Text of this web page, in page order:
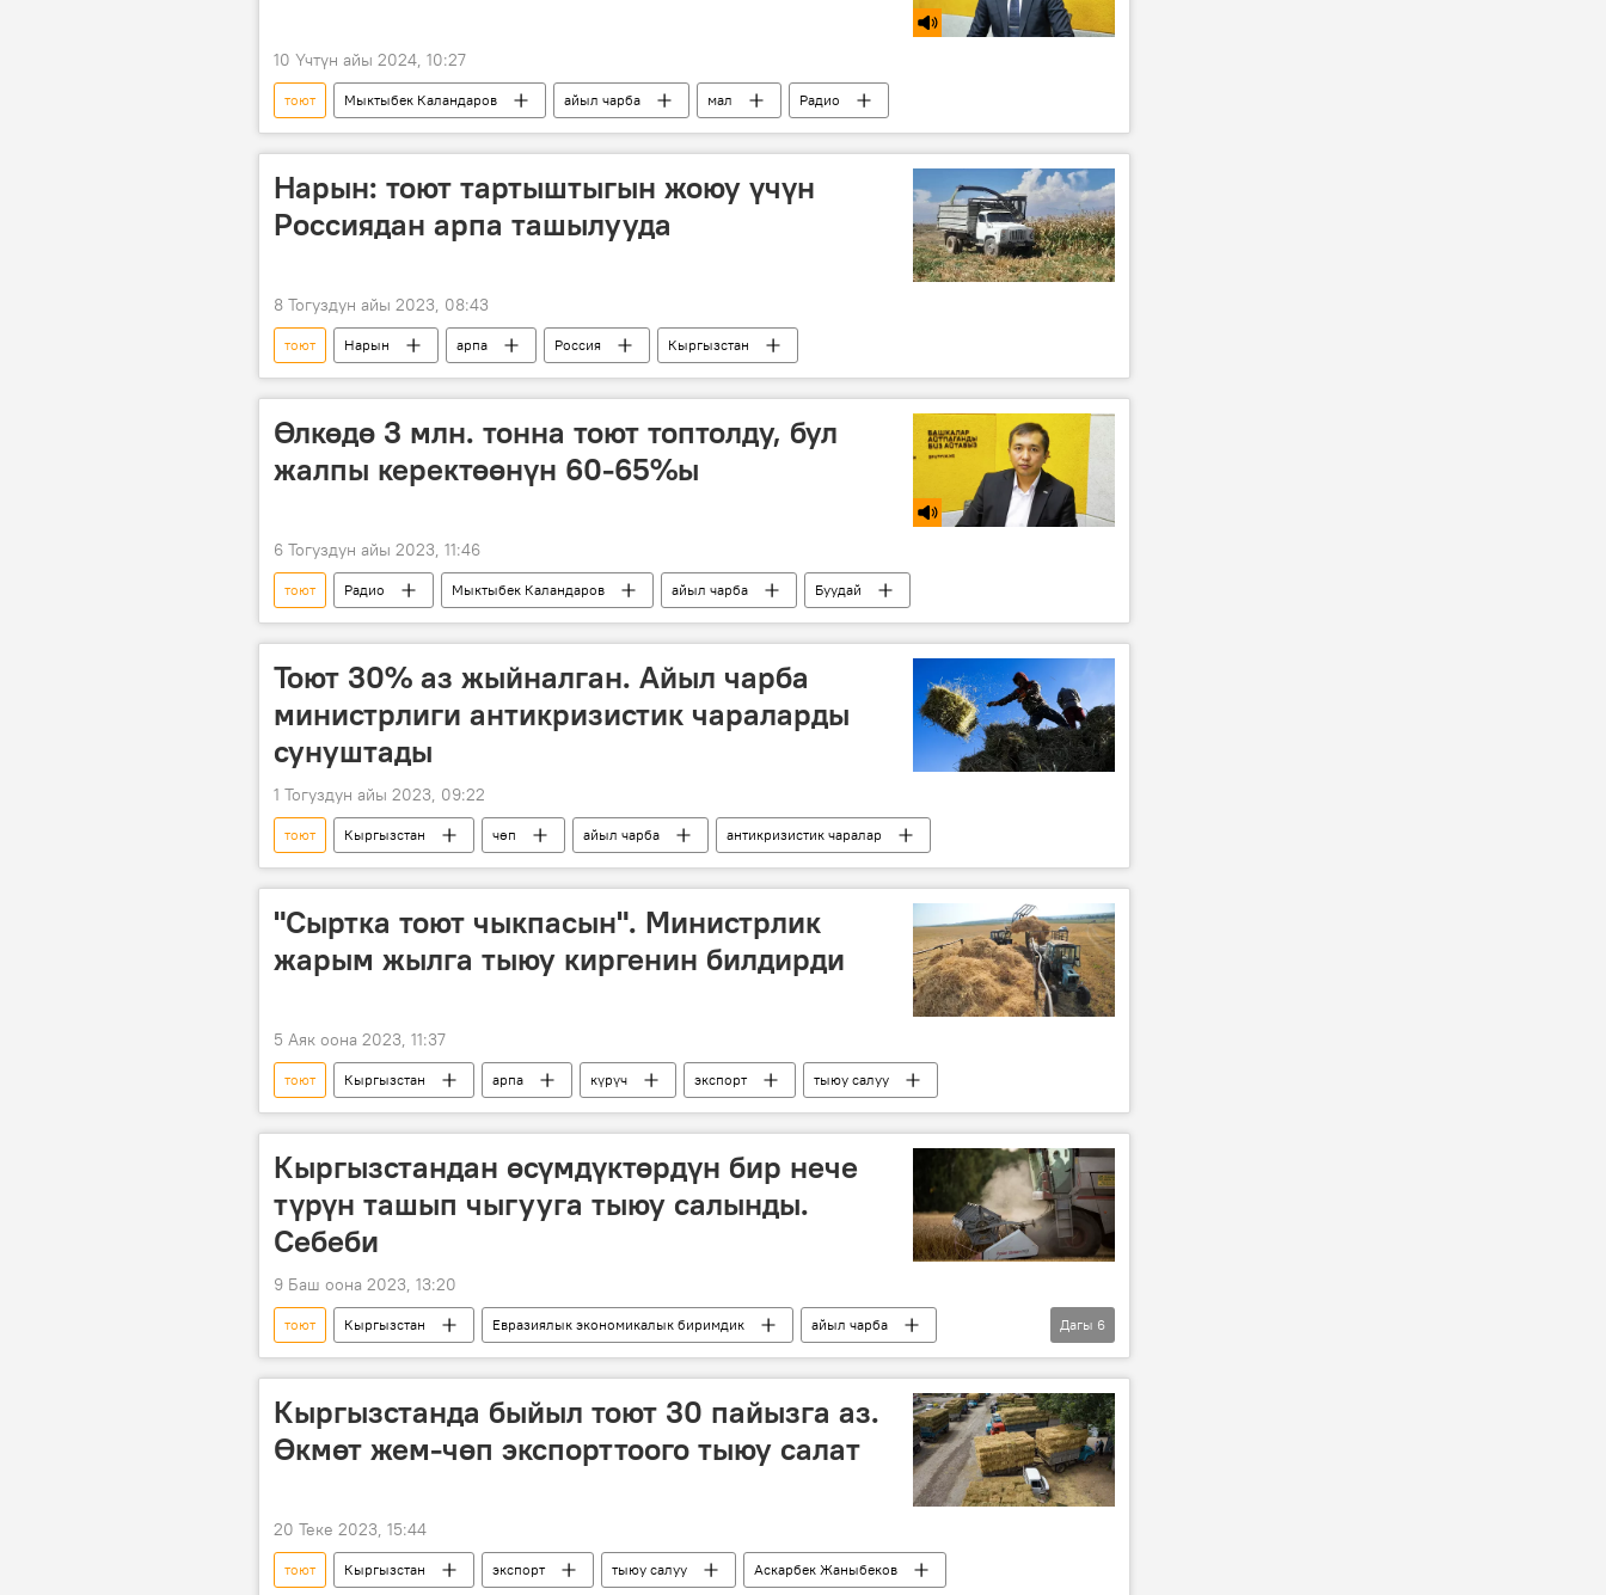
10 Үчтүн айы 2024, 10:27
тоют Мыктыбек Каландаров айыл чарба мал Радио
Нарын: тоют тартыштыгын жоюу үчүн
Россиядан арпа ташылууда
8 Тогуздун айы 2023, 08:43
тоют Нарын арпа Россия Кыргызстан
Өлкөдө 3 млн. тонна тоют топтолду, бул
жалпы керектөөнүн 60-65%ы
6 Тогуздун айы 2023, 11:46
тоют Радио Мыктыбек Каландаров айыл чарба Буудай
Тоют 30% аз жыйналган. Айыл чарба
министрлиги антикризистик чараларды
сунуштады
1 Тогуздун айы 2023, 09:22
тоют Кыргызстан чөп айыл чарба антикризистик чаралар
"Сыртка тоют чыкпасын". Министрлик
жарым жылга тыюу киргенин билдирди
5 Аяк оона 2023, 11:37
тоют Кыргызстан арпа күрүч экспорт тыюу салуу
Кыргызстандан өсүмдүктөрдүн бир нече
түрүн ташып чыгууга тыюу салынды.
Себеби
9 Баш оона 2023, 13:20
тоют Кыргызстан Евразиялык экономикалык биримдик
айыл чарба
продукция
аба ырайы кургакчылык арпа Буудай күрүч
Дагы 6
Кыргызстанда быйыл тоют 30 пайызга аз.
Өкмөт жем-чөп экспорттоого тыюу салат
20 Теке 2023, 15:44
тоют Кыргызстан экспорт тыюу салуу Аскарбек Жаныбеков